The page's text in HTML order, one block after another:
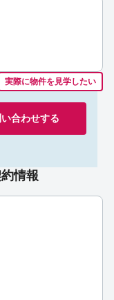
実際に物件を見学したい
合わせする
情報